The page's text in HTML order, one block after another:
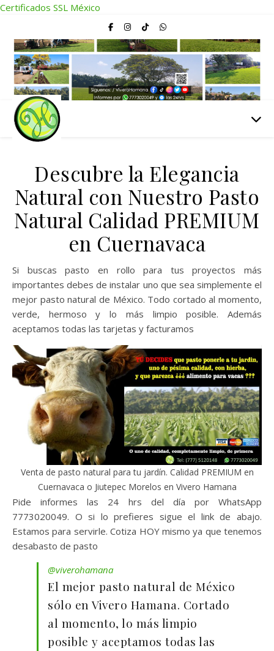
Certificados SSL México
Descubre la Elegancia
Natural con Nuestro Pasto
Natural Calidad PREMIUM
en Cuernavaca
Si buscas pasto en rollo para tus proyectos más
importantes debes de instalar uno que sea simplemente el
mejor pasto natural de México. Todo cortado al momento,
verde, hermoso y lo más limpio posible. Además
aceptamos todas las tarjetas y facturamos
Venta de pasto natural para tu jardín. Calidad PREMIUM en
Cuernavaca o Jiutepec Morelos en Vivero Hamana
Pide informes las 24 hrs del día por WhatsApp
7773020049. O si lo prefieres sigue el link de abajo.
Estamos para servirle. Cotiza HOY mismo ya que tenemos
desabasto de pasto
@viverohamana
El mejor pasto natural de México
sólo en Vivero Hamana. Cortado
al momento, lo más limpio
posible y aceptamos todas las